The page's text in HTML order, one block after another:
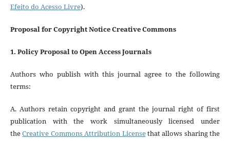
Efeito do Acesso Livre).
Proposal for Copyright Notice Creative Commons
1. Policy Proposal to Open Access Journals
Authors who publish with this journal agree to the following
terms:
A. Authors retain copyright and grant the journal right of first
publication with the work simultaneously licensed under
theCreative Commons Attribution Licensethat allows sharing the